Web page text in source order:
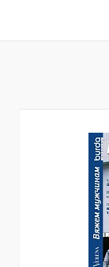
Купить в 1 клик